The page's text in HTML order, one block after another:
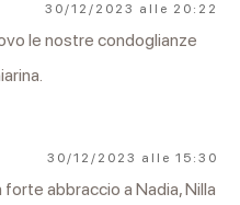
30/12/2023 alle 20:22
le nostre condoglianze
30/12/2023 alle 15:30
abbraccio a Nadia, Nilla